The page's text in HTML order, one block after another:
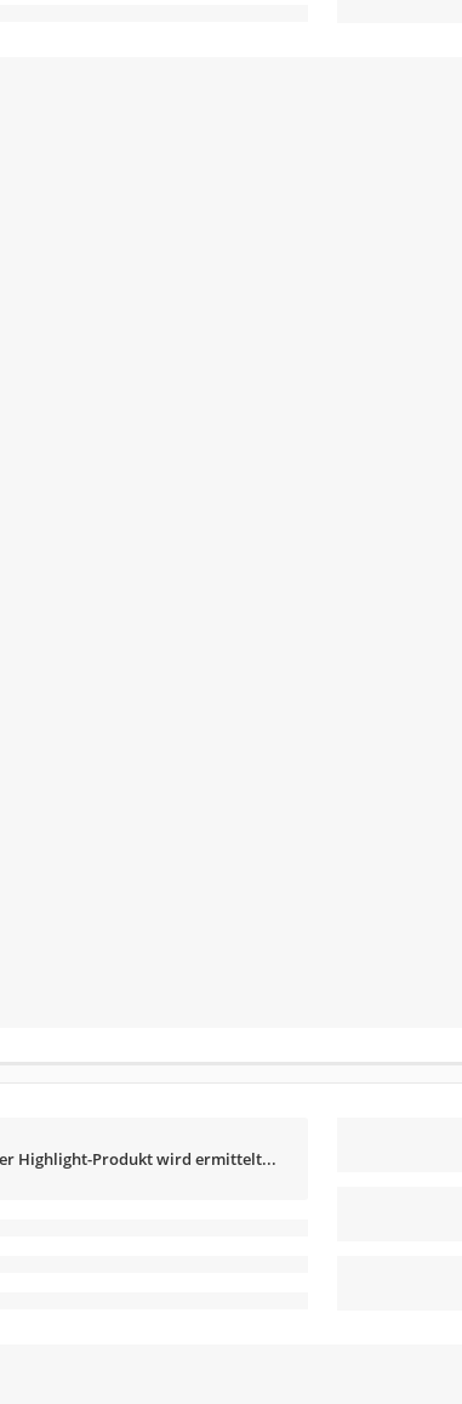
Highlight-Produkt wird ermittelt...